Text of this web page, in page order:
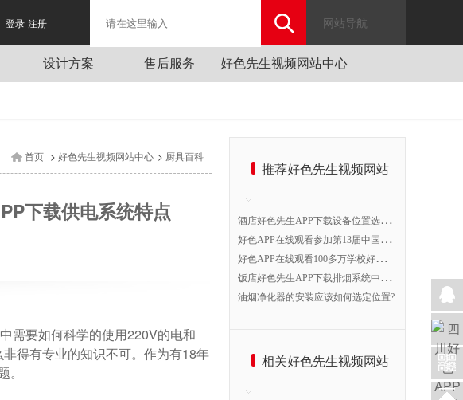
| 登录 注册 网站导航
设计方案 售后服务 好色先生视频网站中心
首页 > 好色先生视频网站中心 > 厨具百科
下载供电系统特点
需要如何科学的使用220V的电和
得有专业的知识不可。作为有18年
。
推荐好色先生视频网站
酒
店好色先生APP下载设备位置选择，合理利用空间提高工作效率
好
色APP在线观看参加第13届中国（博兴）国际厨具节B1馆20号
好
色APP在线观看100多万学校好色先生APP下载设备工程开始验收！
饭
店好色先生APP下载排烟系统中应该如何设计排烟管道?
油烟净化器的安装应该如何选定位置?
相关好色先生视频网站